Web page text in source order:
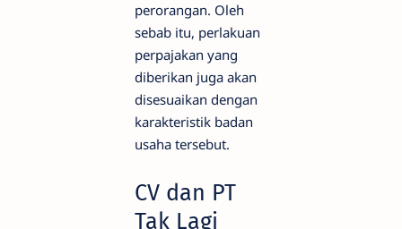
perorangan. Oleh
sebab itu, perlakuan
perpajakan yang
diberikan juga akan
disesuaikan dengan
karakteristik badan
usaha tersebut.
CV dan PT
Tak Lagi